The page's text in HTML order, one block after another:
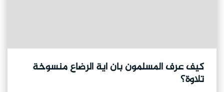
كيف عرف المسلمون بان اية الرضاع منسوخة
تلاوة؟